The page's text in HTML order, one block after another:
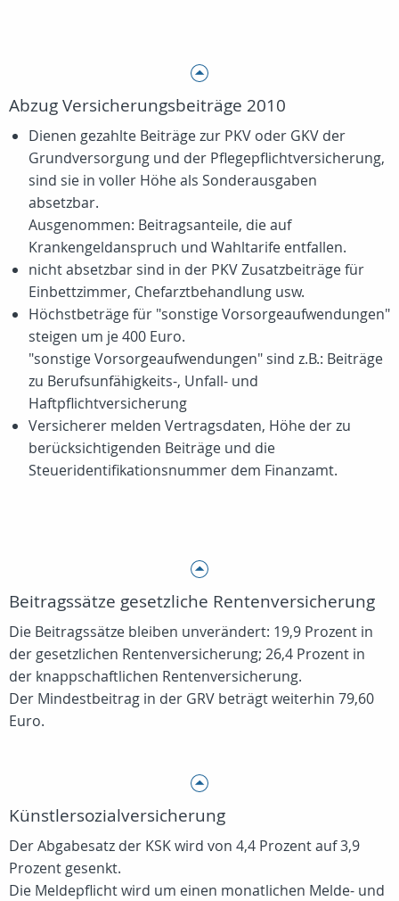
Abzug Versicherungsbeiträge 2010
Dienen gezahlte Beiträge zur PKV oder GKV der
Grundversorgung und der Pflegepflichtversicherung,
sind sie in voller Höhe als Sonderausgaben
absetzbar.
Ausgenommen: Beitragsanteile, die auf
Krankengeldanspruch und Wahltarife entfallen.
nicht absetzbar sind in der PKV Zusatzbeiträge für
Einbettzimmer, Chefarztbehandlung usw.
Höchstbeträge für "sonstige Vorsorgeaufwendungen"
steigen um je 400 Euro.
"sonstige Vorsorgeaufwendungen" sind z.B.: Beiträge
zu Berufsunfähigkeits-, Unfall- und
Haftpflichtversicherung
Versicherer melden Vertragsdaten, Höhe der zu
berücksichtigenden Beiträge und die
Steueridentifikationsnummer dem Finanzamt.
Beitragssätze gesetzliche Rentenversicherung
Die Beitragssätze bleiben unverändert: 19,9 Prozent in
der gesetzlichen Rentenversicherung; 26,4 Prozent in
der knappschaftlichen Rentenversicherung.
Der Mindestbeitrag in der GRV beträgt weiterhin 79,60
Euro.
Künstlersozialversicherung
Der Abgabesatz der KSK wird von 4,4 Prozent auf 3,9
Prozent gesenkt.
Die Meldepflicht wird um einen monatlichen Melde- und